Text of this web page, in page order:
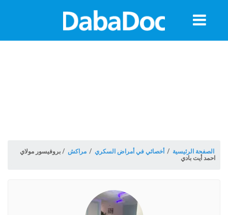
الصفحة الرئيسية / أخصائي في أمراض السكري / مراكش / بروفيسور مولاي
احمد أيت بادي
معلومات